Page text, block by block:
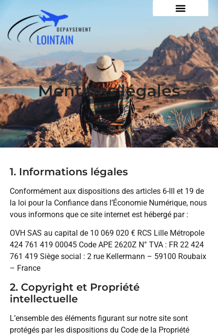
Mentions légales
1. Informations légales
Conformément aux dispositions des articles 6-III et 19 de
la loi pour la Confiance dans l’Économie Numérique, nous
vous informons que ce site internet est hébergé par :
OVH SAS au capital de 10 069 020 € RCS Lille Métropole
424 761 419 00045 Code APE 2620Z N° TVA : FR 22 424
761 419 Siège social : 2 rue Kellermann – 59100 Roubaix
– France
2. Copyright et Propriété
intellectuelle
L’ensemble des éléments figurant sur notre site sont
protégés par les dispositions du Code de la Propriété